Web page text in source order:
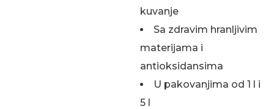
kuvanje
Sa zdravim hranljivim
materijama i
antioksidansima
U pakovanjima od 1 l i
5 l